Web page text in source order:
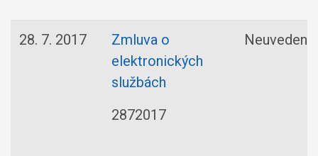
28. 7. 2017
Zmluva o
elektronických
službách
2872017
Neuvedené